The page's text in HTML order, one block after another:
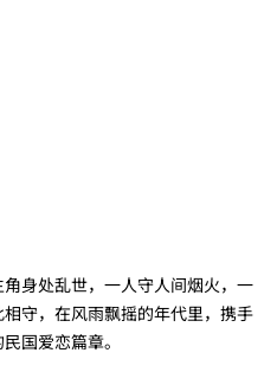
身处乱世，一人守人间烟火，一
守，在风雨飘摇的年代里，携手
国爱恋篇章。